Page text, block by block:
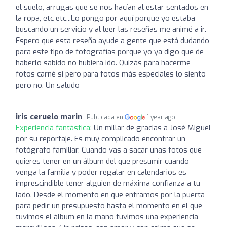
el suelo, arrugas que se nos hacían al estar sentados en
la ropa, etc etc...Lo pongo por aquí porque yo estaba
buscando un servicio y al leer las reseñas me animé a ir.
Espero que esta reseña ayude a gente que está dudando
para este tipo de fotografías porque yo ya digo que de
haberlo sabido no hubiera ido. Quizás para hacerme
fotos carné si pero para fotos más especiales lo siento
pero no. Un saludo
iris ceruelo marin Publicada en 1 year ago
Experiencia fantástica: Un millar de gracias a José Miguel
por su reportaje. Es muy complicado encontrar un
fotógrafo familiar. Cuando vas a sacar unas fotos que
quieres tener en un álbum del que presumir cuando
venga la familia y poder regalar en calendarios es
imprescindible tener alguien de máxima confianza a tu
lado. Desde el momento en que entramos por la puerta
para pedir un presupuesto hasta el momento en el que
tuvimos el álbum en la mano tuvimos una experiencia